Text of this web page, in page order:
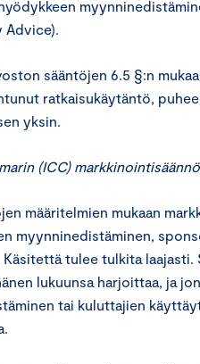
Advice).
sääntöjen 6.5 §:n
ratkaisukäytäntö,
yksin.
(ICC)
määritelmien mukaan
myynninedistäminen,
tulee tulkita
lukuunsa harjoittaa, ja
tai kuluttajien